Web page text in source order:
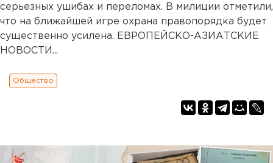
серьезных ушибах и переломах. В милиции отметили,
что на ближайшей игре охрана правопорядка будет
существенно усилена. ЕВРОПЕЙСКО-АЗИАТСКИЕ
НОВОСТИ...
Общество